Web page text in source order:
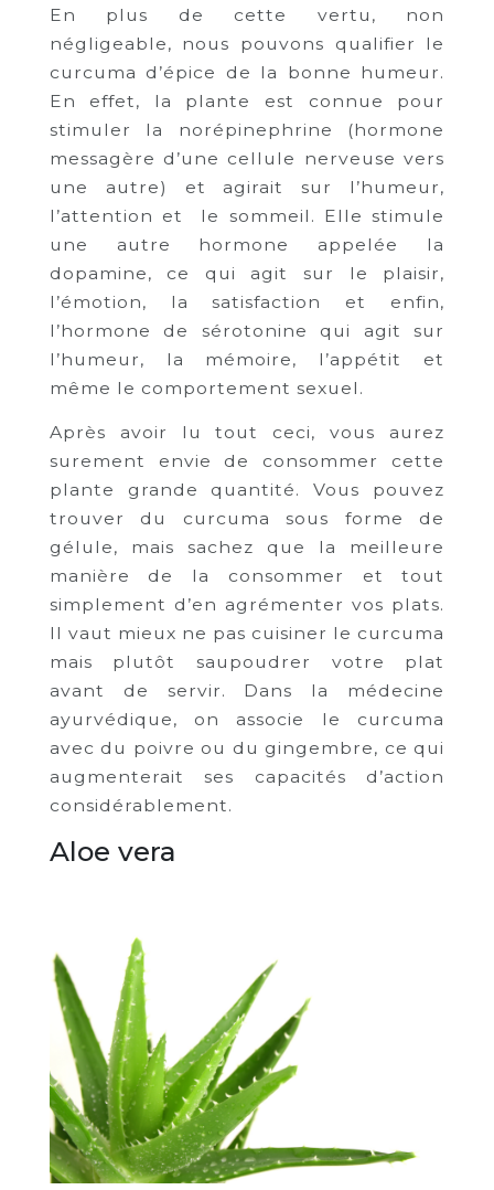
En plus de cette vertu, non
négligeable, nous pouvons qualifier le
curcuma d’épice de la bonne humeur.
En effet, la plante est connue pour
stimuler la norépinephrine (hormone
messagère d’une cellule nerveuse vers
une autre) et agirait sur l’humeur,
l’attention et le sommeil. Elle stimule
une autre hormone appelée la
dopamine, ce qui agit sur le plaisir,
l’émotion, la satisfaction et enfin,
l’hormone de sérotonine qui agit sur
l’humeur, la mémoire, l’appétit et
même le comportement sexuel.
Après avoir lu tout ceci, vous aurez
surement envie de consommer cette
plante grande quantité. Vous pouvez
trouver du curcuma sous forme de
gélule, mais sachez que la meilleure
manière de la consommer et tout
simplement d’en agrémenter vos plats.
Il vaut mieux ne pas cuisiner le curcuma
mais plutôt saupoudrer votre plat
avant de servir. Dans la médecine
ayurvédique, on associe le curcuma
avec du poivre ou du gingembre, ce qui
augmenterait ses capacités d’action
considérablement.
Aloe vera